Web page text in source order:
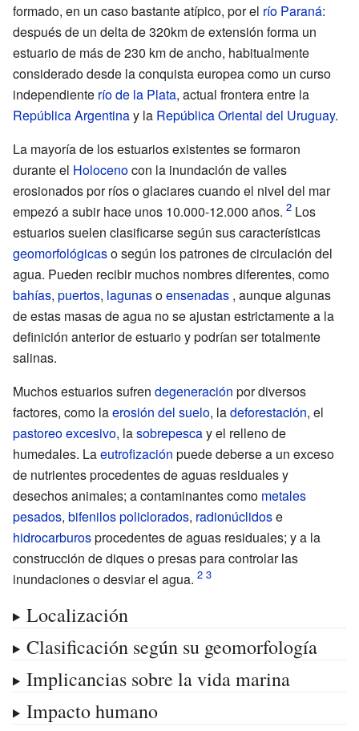
formado, en un caso bastante atípico, por el río Paraná:
después de un delta de 320km de extensión forma un
estuario de más de 230 km de ancho, habitualmente
considerado desde la conquista europea como un curso
independiente río de la Plata, actual frontera entre la
República Argentinay la República Oriental del Uruguay.
La mayoría de los estuarios existentes se formaron
durante el Holocenocon la inundación de valles
erosionados por ríos o glaciares cuando el nivel del mar
empezó a subir hace unos 10.000-12.000 años.
Los
estuarios suelen clasificarse según sus características
geomorfológicaso según los patrones de circulación del
agua. Pueden recibir muchos nombres diferentes, como
bahías, puertos, lagunasoensenadas , aunque algunas
de estas masas de agua no se ajustan estrictamente a la
definición anterior de estuario y podrían ser totalmente
salinas.
Muchos estuarios sufren degeneración por diversos
factores, como laerosión del suelo, ladeforestación, el
pastoreo excesivo, lasobrepescay el relleno de
humedales. Laeutrofización puede deberse a un exceso
de nutrientes procedentes de aguas residuales y
desechos animales; a contaminantes como metales
pesados, bifenilos policlorados, radionúclidose
hidrocarburosprocedentes de aguas residuales; y a la
construcción de diques o presas para controlar las
inundaciones o desviar el agua.
Localización
Clasificación según su geomorfología
Implicancias sobre la vida marina
Impacto humano